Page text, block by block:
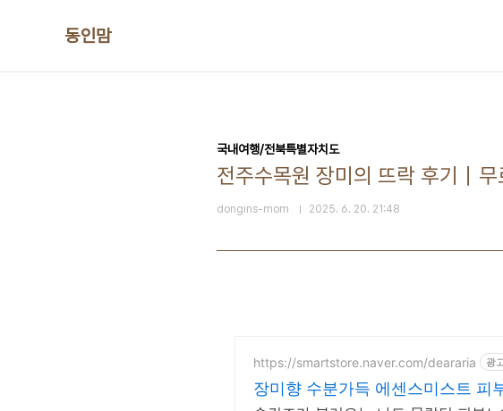
동인맘
국내여행/전북특별자치도
전주수목원 장미의 뜨락 후기｜
dongins-mom 2025. 6. 20. 21:48
https://smartstore.naver.com/deararia 광
장미향 수분가득 에센스미스트 피